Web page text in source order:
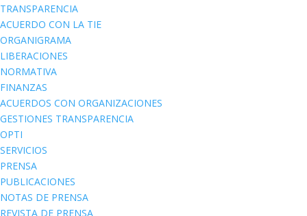
TRANSPARENCIA
ACUERDO CON LA TIE
ORGANIGRAMA
LIBERACIONES
NORMATIVA
FINANZAS
ACUERDOS CON ORGANIZACIONES
GESTIONES TRANSPARENCIA
OPTI
SERVICIOS
PRENSA
PUBLICACIONES
NOTAS DE PRENSA
REVISTA DE PRENSA